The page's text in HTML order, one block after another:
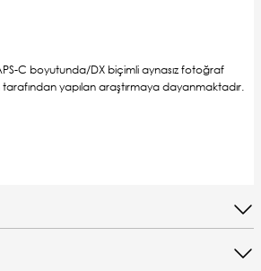
C boyutunda/DX biçimli aynasız fotoğraf
yapılan araştırmaya dayanmaktadır.